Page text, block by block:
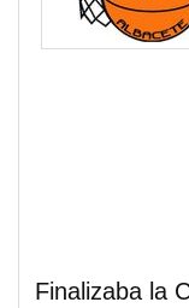
Finalizaba la